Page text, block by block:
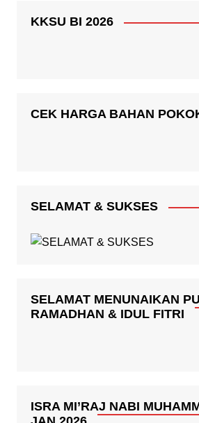
KKSU BI 2026
CEK HARGA BAHAN
SELAMAT & SUKSES
SELAMAT MENUNAIKAN
RAMADHAN & IDUL FITRI
ISRA MI’RAJ NABI